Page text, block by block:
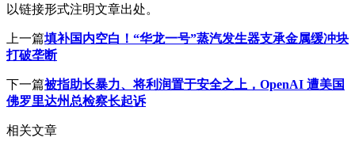
以链接形式注明文章出处。
上一篇填补国内空白！“华龙一号”蒸汽发生器支承金属缓冲块
打破垄断
下一篇被指助长暴力、将利润置于安全之上，OpenAI 遭美国
佛罗里达州总检察长起诉
相关文章